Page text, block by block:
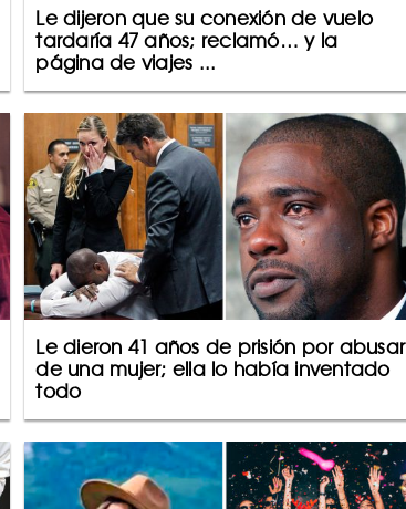
Le dijeron que su conexión de vuelo
tardaría 47 años; reclamó… y la
página de viajes ...
Le dieron 41 años de prisión por abusar
de una mujer; ella lo había inventado
todo